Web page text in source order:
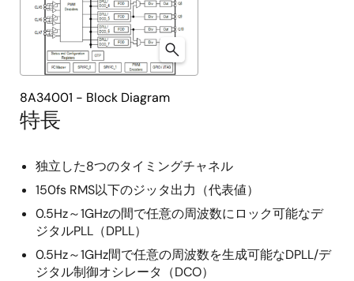
特長
独立した8つのタイミングチャネル
150fs RMS以下のジッタ出力（代表値）
0.5Hz～1GHzの間で任意の周波数にロック可能なデ
ジタルPLL（DPLL）
0.5Hz～1GHz間で任意の周波数を生成可能なDPLL/デ
ジタル制御オシレータ（DCO）
8A34001 - Block Diagram